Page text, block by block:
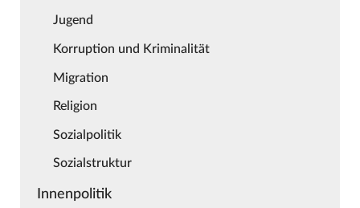
Jugend
Korruption und Kriminalität
Migration
Religion
Sozialpolitik
Sozialstruktur
Innenpolitik